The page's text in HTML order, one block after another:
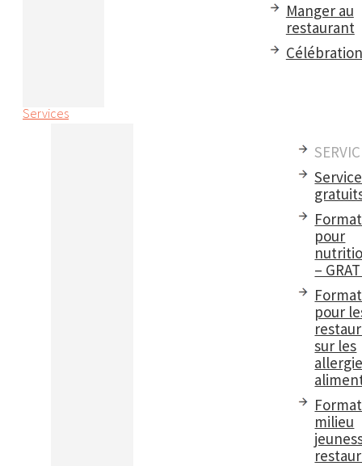
Manger au
restaurant
Services
pour
–
pour
sur les
milieu